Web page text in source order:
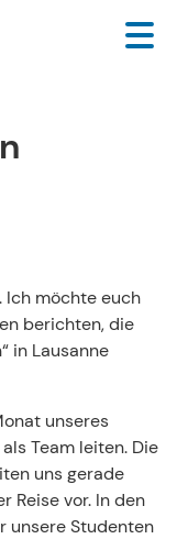
Ich möchte euch
berichten, die
in Lausanne
unseres
Team leiten. Die
uns gerade
Reise vor. In den
unsere Studenten